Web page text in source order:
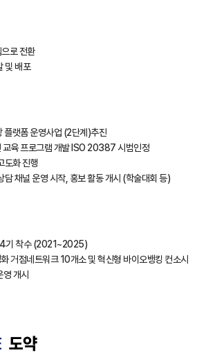
로 전환
및 배포
플랫폼 운영사업 (2단계)추진
교육 프로그램 개발 ISO 20387 시범인정
도화 진행
채널 운영 시작, 홍보 활동 개시 (학술대회 등)
4기 착수 (2021~2025)
거점네트워크 10개소 및 혁신형 바이오뱅킹 컨소시
개시
도약